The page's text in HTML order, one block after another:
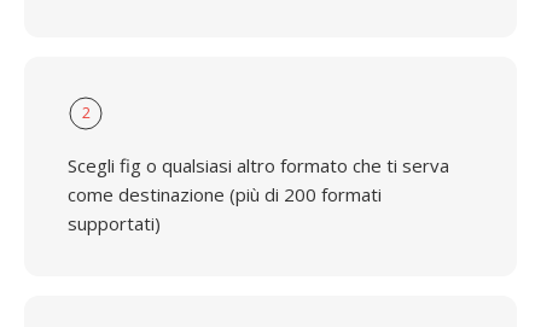
2
Scegli fig o qualsiasi altro formato che ti serva
come destinazione (più di 200 formati
supportati)